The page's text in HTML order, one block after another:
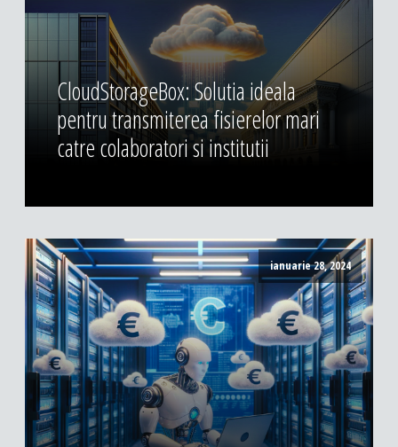
CloudStorageBox: Solutia ideala
pentru transmiterea fisierelor mari
catre colaboratori si institutii
ianuarie 28, 2024